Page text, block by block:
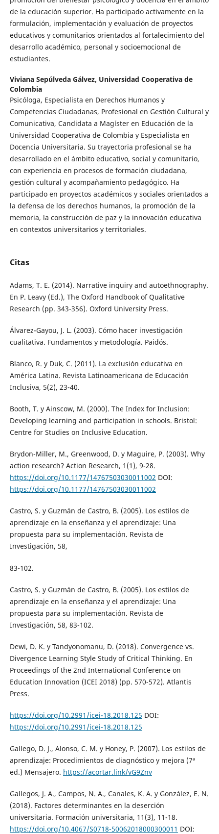
de la educación superior. Ha participado activamente en la
formulación, implementación y evaluación de proyectos
educativos y comunitarios orientados al fortalecimiento del
desarrollo académico, personal y socioemocional de
estudiantes.
Viviana Sepúlveda Gálvez, Universidad Cooperativa de
Colombia
Psicóloga, Especialista en Derechos Humanos y
Competencias Ciudadanas, Profesional en Gestión Cultural y
Comunicativa, Candidata a Magíster en Educación de la
Universidad Cooperativa de Colombia y Especialista en
Docencia Universitaria. Su trayectoria profesional se ha
desarrollado en el ámbito educativo, social y comunitario,
con experiencia en procesos de formación ciudadana,
gestión cultural y acompañamiento pedagógico. Ha
participado en proyectos académicos y sociales orientados a
la defensa de los derechos humanos, la promoción de la
memoria, la construcción de paz y la innovación educativa
en contextos universitarios y territoriales.
Citas
Adams, T. E. (2014). Narrative inquiry and autoethnography.
En P. Leavy (Ed.), The Oxford Handbook of Qualitative
Research (pp. 343-356). Oxford University Press.
Álvarez-Gayou, J. L. (2003). Cómo hacer investigación
cualitativa. Fundamentos y metodología. Paidós.
Blanco, R. y Duk, C. (2011). La exclusión educativa en
América Latina. Revista Latinoamericana de Educación
Inclusiva, 5(2), 23-40.
Booth, T. y Ainscow, M. (2000). The Index for Inclusion:
Developing learning and participation in schools. Bristol:
Centre for Studies on Inclusive Education.
Brydon-Miller, M., Greenwood, D. y Maguire, P. (2003). Why
action research? Action Research, 1(1), 9-28.
https://doi.org/10.1177/14767503030011002 DOI:
https://doi.org/10.1177/14767503030011002
Castro, S. y Guzmán de Castro, B. (2005). Los estilos de
aprendizaje en la enseñanza y el aprendizaje: Una
propuesta para su implementación. Revista de
Investigación, 58,
83-102.
Castro, S. y Guzmán de Castro, B. (2005). Los estilos de
aprendizaje en la enseñanza y el aprendizaje: Una
propuesta para su implementación. Revista de
Investigación, 58, 83-102.
Dewi, D. K. y Tandyonomanu, D. (2018). Convergence vs.
Divergence Learning Style Study of Critical Thinking. En
Proceedings of the 2nd International Conference on
Education Innovation (ICEI 2018) (pp. 570-572). Atlantis
Press.
https://doi.org/10.2991/icei-18.2018.125 DOI:
https://doi.org/10.2991/icei-18.2018.125
Gallego, D. J., Alonso, C. M. y Honey, P. (2007). Los estilos de
aprendizaje: Procedimientos de diagnóstico y mejora (7ª
ed.) Mensajero. https://acortar.link/vG9Znv
Gallegos, J. A., Campos, N. A., Canales, K. A. y González, E. N.
(2018). Factores determinantes en la deserción
universitaria. Formación universitaria, 11(3), 11-18.
https://doi.org/10.4067/S0718-50062018000300011 DOI: